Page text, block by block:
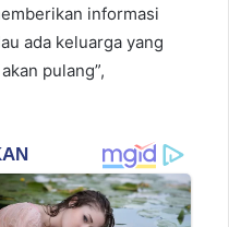
informasi
ada keluarga yang
pulang”,